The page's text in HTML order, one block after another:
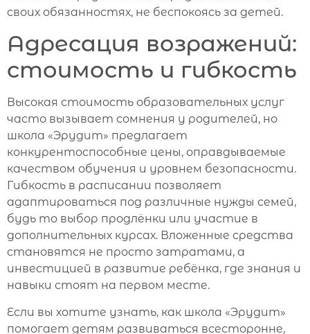
своих обязанностях, не беспокоясь за детей.
Адресация возражений:
стоимость и гибкость
Высокая стоимость образовательных услуг
часто вызывает сомнения у родителей, но
школа «Эрудит» предлагает
конкурентоспособные цены, оправдываемые
качеством обучения и уровнем безопасности.
Гибкость в расписании позволяет
адаптироваться под различные нужды семей,
будь то выбор продлёнки или участие в
дополнительных курсах. Вложенные средства
становятся не просто затратами, а
инвестицией в развитие ребёнка, где знания и
навыки стоят на первом месте.
Если вы хотите узнать, как школа «Эрудит»
помогает детям развиваться всесторонне,